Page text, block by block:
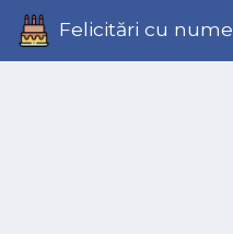
Felicitări cu nume